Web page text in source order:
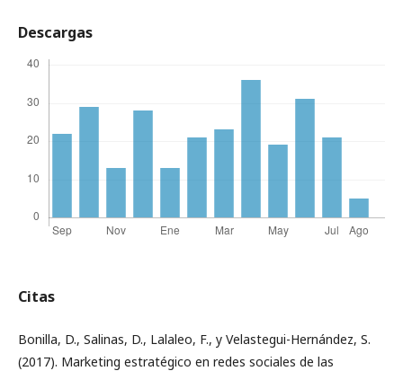
Descargas
Citas
Bonilla, D., Salinas, D., Lalaleo, F., y Velastegui-Hernández, S.
(2017). Marketing estratégico en redes sociales de las